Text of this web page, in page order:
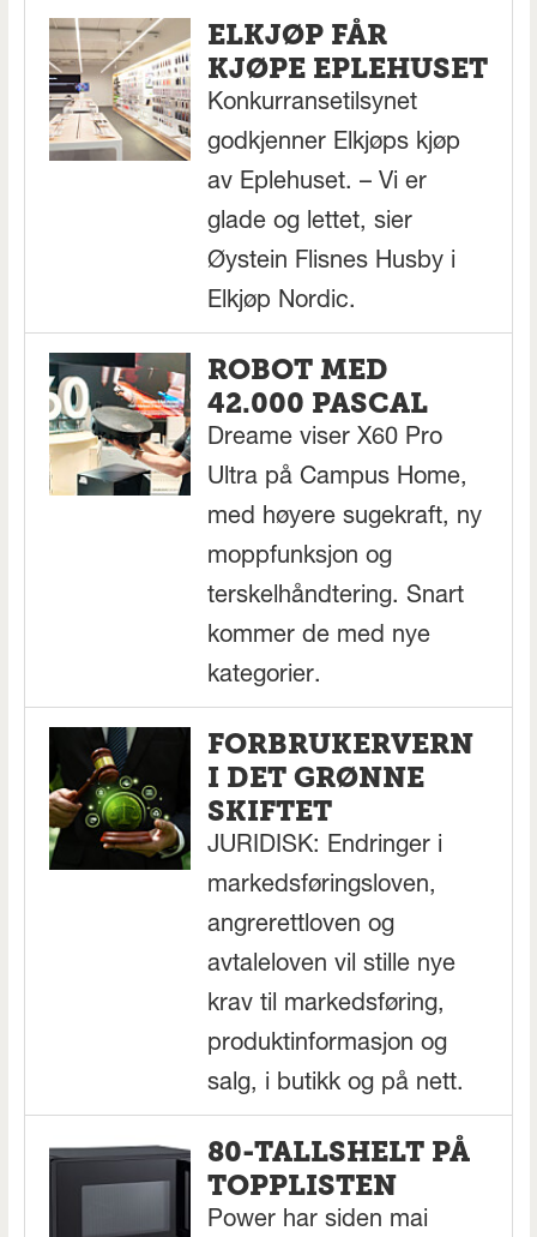
ELKJØP FÅR
KJØPE EPLEHUSET
Konkurransetilsynet
godkjenner Elkjøps kjøp
av Eplehuset. – Vi er
glade og lettet, sier
Øystein Flisnes Husby i
Elkjøp Nordic.
ROBOT MED
42.000 PASCAL
Dreame viser X60 Pro
Ultra på Campus Home,
med høyere sugekraft, ny
moppfunksjon og
terskelhåndtering. Snart
kommer de med nye
kategorier.
FORBRUKERVERN
I DET GRØNNE
SKIFTET
JURIDISK: Endringer i
markedsføringsloven,
angrerettloven og
avtaleloven vil stille nye
krav til markedsføring,
produktinformasjon og
salg, i butikk og på nett.
80-TALLSHELT PÅ
TOPPLISTEN
Power har siden mai